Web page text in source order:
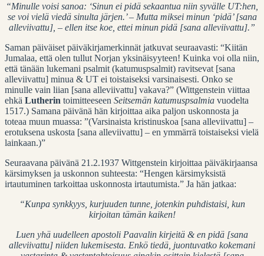
“Minulle voisi sanoa: ‘Sinun ei pidä sekaantua niin syvälle UT:hen,
se voi vielä viedä sinulta järjen.’ – Mutta miksei minun ‘pidä’ [sana
alleviivattu], – ellen itse koe, ettei minun pidä [sana alleviivattu].”
Saman päiväiset päiväkirjamerkinnät jatkuvat seuraavasti: “Kiitän
Jumalaa, että olen tullut Norjan yksinäisyyteen! Kuinka voi olla niin,
että tänään lukemani psalmit (katumuspsalmit) ravitsevat [sana
alleviivattu] minua & UT ei toistaiseksi varsinaisesti. Onko se
minulle vain liian [sana alleviivattu] vakava?” (Wittgenstein viittaa
ehkä Lutherin toimitteeseen Seitsemän katumuspsalmia vuodelta
1517.) Samana päivänä hän kirjoittaa aika paljon uskonnosta ja
toteaa muun muassa: ”(Varsinaista kristinuskoa [sana alleviivattu] –
erotuksena uskosta [sana alleviivattu] – en ymmärrä toistaiseksi vielä
lainkaan.)”
Seuraavana päivänä 21.2.1937 Wittgenstein kirjoittaa päiväkirjaansa
kärsimyksen ja uskonnon suhteesta: “Hengen kärsimyksistä
irtautuminen tarkoittaa uskonnosta irtautumista.” Ja hän jatkaa:
“Kunpa synkkyys, kurjuuden tunne, jotenkin puhdistaisi, kun
kirjoitan tämän kaiken!
Luen yhä uudelleen apostoli Paavalin kirjeitä & en pidä [sana
alleviivattu] niiden lukemisesta. Enkö tiedä, juontuvatko kokemani